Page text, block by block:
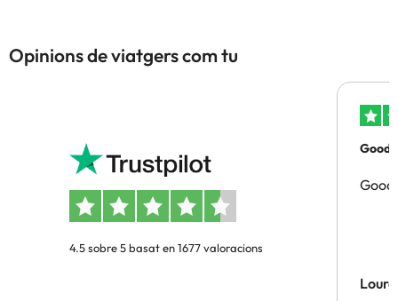
Opinions de viatgers com tu
4.5 sobre 5 basat en 1677 valoracions
Good
Good